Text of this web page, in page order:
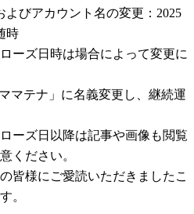
よびアカウント名の変更：2025
時
ーズ日時は場合によって変更に
マテナ」に名義変更し、継続運
ーズ日以降は記事や画像も閲覧
ください。
皆様にご愛読いただきましたこ
。